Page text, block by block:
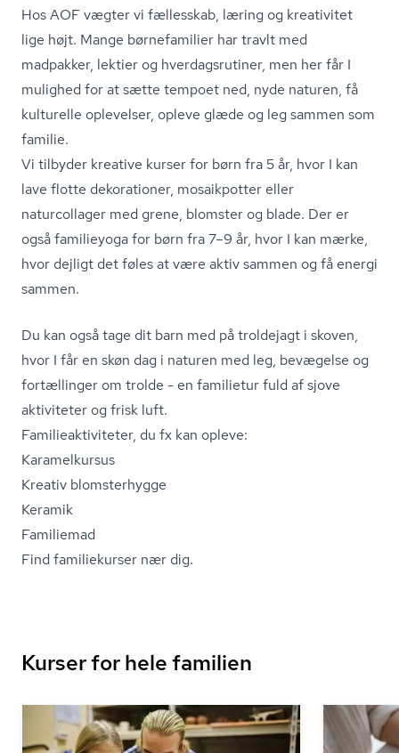
Hos AOF vægter vi fællesskab, læring og kreativitet
lige højt. Mange børnefamilier har travlt med
madpakker, lektier og hver­dags­ru­ti­ner, men her får I
mulighed for at sætte tempoet ned, nyde naturen, få
kulturelle oplevelser, opleve glæde og leg sammen som
familie.
Vi tilbyder kreative kurser for børn fra 5 år, hvor I kan
lave flotte dekorationer, mosaikpotter eller
naturcollager med grene, blomster og blade. Der er
også familieyoga for børn fra 7–9 år, hvor I kan mærke,
hvor dejligt det føles at være aktiv sammen og få energi
sammen.
Du kan også tage dit barn med på troldejagt i skoven,
hvor I får en skøn dag i naturen med leg, bevægelse og
fortællinger om trolde - en familietur fuld af sjove
aktiviteter og frisk luft.
Fa­mi­lie­ak­ti­vi­te­ter, du fx kan opleve:
Karamelkursus
Kreativ blomsterhygge
Keramik
Familiemad
Find familiekurser nær dig.
Kurser for hele familien